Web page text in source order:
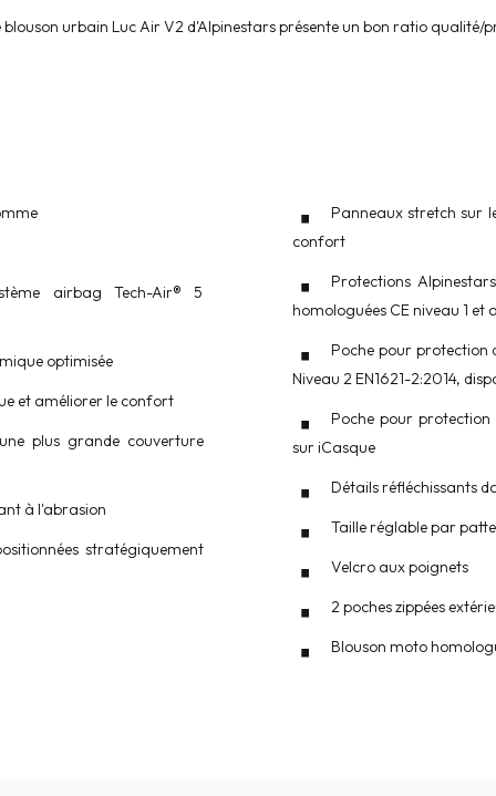
urbain Luc Air V2 d'Alpinestars présente un bon ratio qualité/
airbag Tech-Air® 5
optimisée
et améliorer le confort
plus grande couverture
à l'abrasion
stratégiquement
Panneaux stretch sur
confort
Protections
homologuées CE niveau 1 et
Poche pour protection
Niveau 2 EN1621-2:2014,
Poche pour protection
sur iCasque
Détails réfléchissants
Taille réglable par
Velcro aux poignets
2 poches zippées
Blouson moto